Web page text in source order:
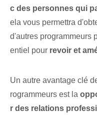
c des personnes qui
ela vous permettra
d'autres programmeurs
entiel pour revoir et
Un autre avantage clé
rogrammeurs est la
r des relations